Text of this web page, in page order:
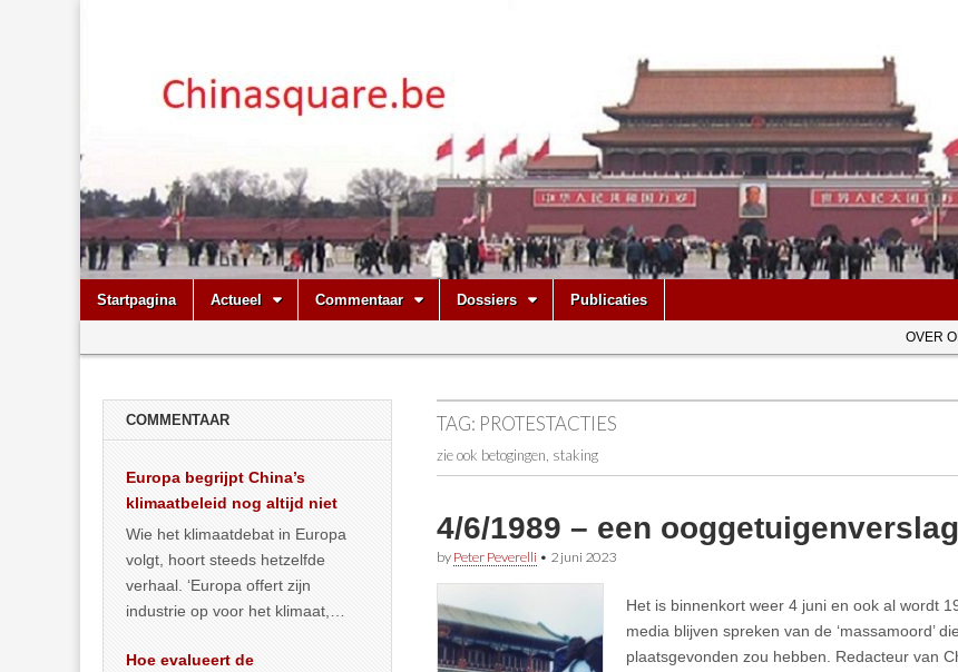
Chinasquare.be
Main
menu
Skip
Startpagina Actueel Commentaar Dossiers Publicaties
menu
OVER
TAG: PROTESTACTIES
zie ook betogingen, staking
4/6/1989 – een ooggetuigenverslag
by Peter Peverelli • 2 juni 2023
Het is binnenkort weer 4 juni en ook al wordt
media blijven spreken van de ‘massamoord’
plaatsgevonden zou hebben. Redacteur van
COMMENTAAR
Europa begrijpt China’s
klimaatbeleid nog altijd niet
Wie het klimaatdebat in Europa
volgt, hoort steeds hetzelfde
verhaal. ‘Europa offert zijn
industrie op voor het klimaat,
vergroening… >> lees meer
Hoe evalueert de